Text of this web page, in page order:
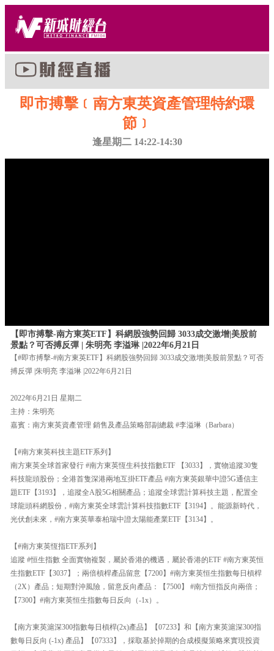
即市搏擊﹝南方東英資產管理特約環
節﹞
逢星期二 14:22-14:30
【即市搏擊-南方東英ETF】科網股強勢回歸 3033成交激增|美股前
景點？可否搏反彈 | 朱明亮 李溢琳 |2022年6月21日
【#即市搏擊-#南方東英ETF】科網股強勢回歸 3033成交激增|美股前景點？可否
搏反彈 |朱明亮 李溢琳 |2022年6月21日
2022年6月21日 星期二
主持：朱明亮
嘉賓：南方東英資產管理 銷售及產品策略部副總裁 #李溢琳（Barbara）
【#南方東英科技主題ETF系列】
南方東英全球首家發行 #南方東英恆生科技指數ETF 【3033】，實物追蹤30隻
科技龍頭股份；全港首隻深港兩地互掛ETF產品 #南方東英銀華中證5G通信主
題ETF【3193】，追蹤全A股5G相關產品；追蹤全球雲計算科技主題，配置全
球龍頭科網股份，#南方東英全球雲計算科技指數ETF【3194】。能源新時代，
光伏創未來，#南方東英華泰柏瑞中證太陽能產業ETF【3134】。
【#南方東英恆指ETF系列】
追蹤 #恒生指數 全面實物複製，屬於香港的機遇，屬於香港的ETF #南方東英恒
生指數ETF【3037】；兩倍槓桿產品留意【7200】#南方東英恒生指數每日槓桿
（2X）產品；短期對沖風險，留意反向產品：【7500】 #南方恒指反向兩倍；
【7300】#南方東英恒生指數每日反向（-1x）。
【南方東英滬深300指數每日槓桿(2x)產品】【07233】和【南方東英滬深300指
數每日反向 (-1x) 產品】【07333】，採取基於掉期的合成模擬策略來實現投資